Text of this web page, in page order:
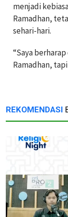
menjadi
Ramadhan,
sehari-hari.
“Saya
Ramadhan,
REKOMENDASI